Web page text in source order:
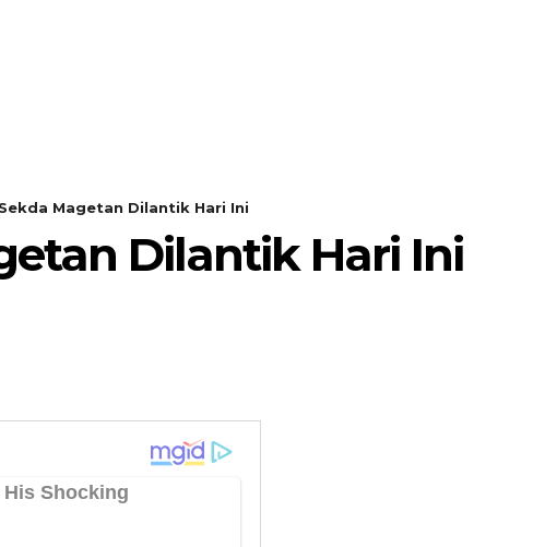
Magetan Dilantik Hari Ini
Dilantik Hari Ini